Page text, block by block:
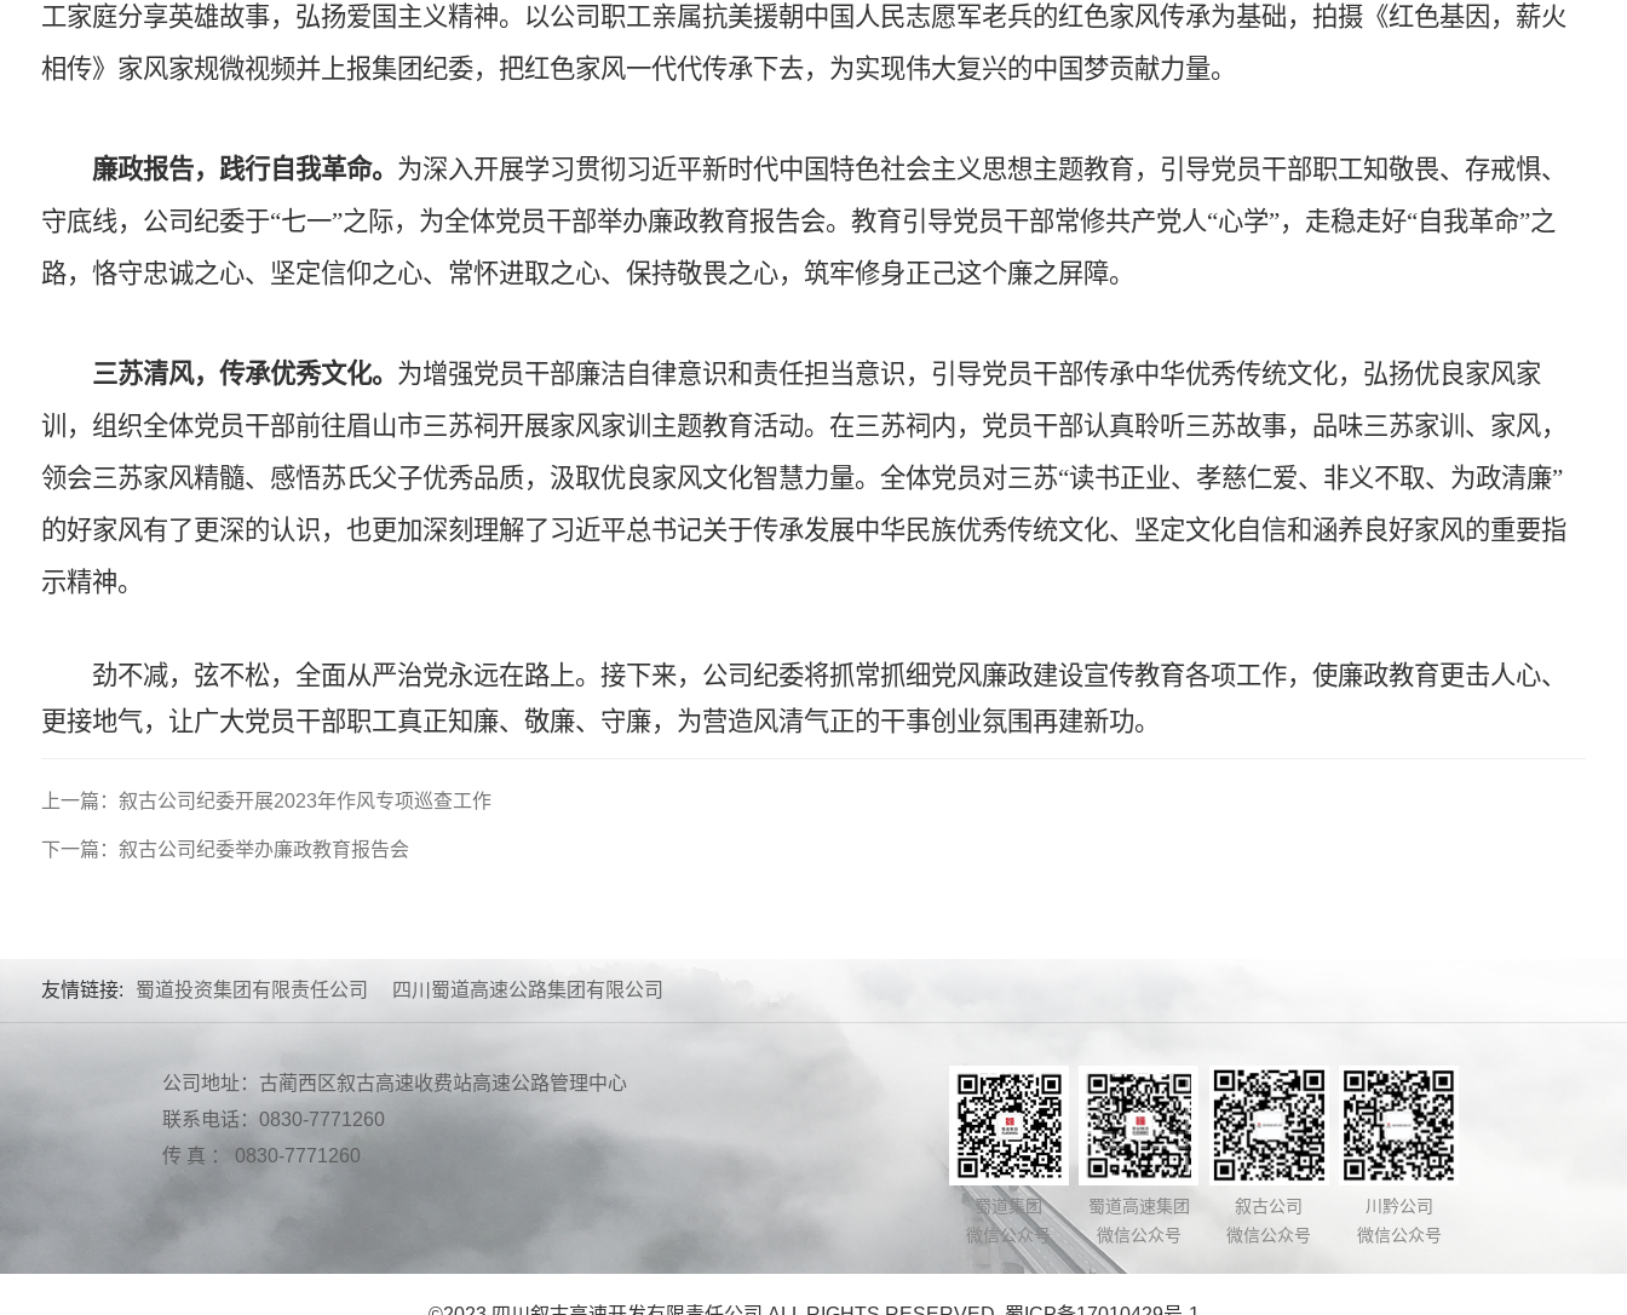
工家庭分享英雄故事，弘扬爱国主义精神。 以公司职工亲属抗美援朝中国人民志愿军老兵的红色家风传承为基础，拍摄《红色基因，薪火
相传》家风家规微视频并上报集团纪委，把红色家风一代代传承下去，为实现伟大复兴的中国梦贡献力量。
廉政报告，践行自我革命。 为深入开展学习贯彻习近平新时代中国特色社会主义思想主题教育，引导党员干部职工知敬畏、存戒惧、
守底线，公司纪委于“七一”之际，为全体党员干部举办廉政教育报告会。教育引导党员干部常修共产党人“心学”，走稳走好“自我革命”之
路，恪守忠诚之心、坚定信仰之心、常怀进取之心、保持敬畏之心，筑牢修身正己这个廉之屏障。
三苏清风，传承优秀文化。 为增强党员干部廉洁自律意识和责任担当意识，引导党员干部传承中华优秀传统文化，弘扬优良家风家
训，组织全体党员干部前往眉山市三苏祠开展家风家训主题教育活动。在三苏祠内，党员干部认真聆听三苏故事，品味三苏家训、家风，
领会三苏家风精髓、感悟苏氏父子优秀品质，汲取优良家风文化智慧力量。全体党员对三苏“读书正业、孝慈仁爱、非义不取、为政清廉”
的好家风有了更深的认识，也更加深刻理解了习近平总书记关于传承发展中华民族优秀传统文化、坚定文化自信和涵养良好家风的重要指
示精神。
劲不减，弦不松，全面从严治党永远在路上。接下来， 公司纪委将抓常抓细党风廉政建设宣传教育各项工作，使廉政教育更击人心、
更接地气，让广大党员干部职工真正知廉、 敬廉、守廉，为营造风清气正的干事创业氛围再建新功。
上一篇：叙古公司纪委开展2023年作风专项巡查工作
下一篇：叙古公司纪委举办廉政教育报告会
友情链接: 蜀道投资集团有限责任公司 四川蜀道高速公路集团有限公司
公司地址：古蔺西区叙古高速收费站高速公路管理中心
联系电话：0830-7771260
传 真 ： 0830-7771260
川黔公司
微信公众号
叙古公司
微信公众号
蜀道高速集团
微信公众号
蜀道集团
微信公众号